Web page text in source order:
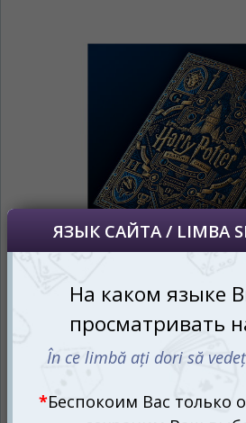
vom salva alegerea limbii.
Если вы хотите переключить язык
сайта, то это можно всегда сделать в
правом верхнем углу страницы.
Dacă doriți să schimbați limba site-ului, puteți
oricând să faceți asta în colțul din dreapta sus
al paginii.
RO RU